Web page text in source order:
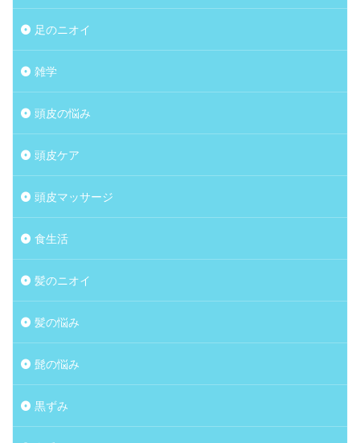
足のニオイ
雑学
頭皮の悩み
頭皮ケア
頭皮マッサージ
食生活
髪のニオイ
髪の悩み
髭の悩み
黒ずみ